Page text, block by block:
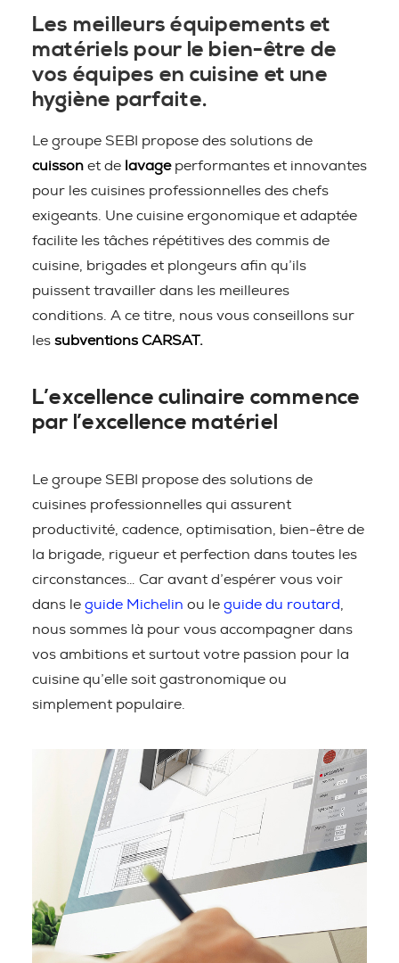
Les meilleurs équipements et
matériels pour le bien-être de
vos équipes en cuisine et une
hygiène parfaite.
Le groupe SEBI propose des solutions de
cuisson et de lavageperformantes et innovantes
pour les cuisines professionnelles des chefs
exigeants. Une cuisine ergonomique et adaptée
facilite les tâches répétitives des commis de
cuisine, brigades et plongeurs afin qu’ils
puissent travailler dans les meilleures
conditions. A ce titre, nous vous conseillons sur
les subventions CARSAT.
L’excellence culinaire commence
par l’excellence matériel
Le groupe SEBI propose des solutions de
cuisines professionnelles qui assurent
productivité, cadence, optimisation, bien-être de
la brigade, rigueur et perfection dans toutes les
circonstances… Car avant d’espérer vous voir
dans le guide Michelin ou le guide du routard
nous sommes là pour vous accompagner dans
vos ambitions et surtout votre passion pour la
cuisine qu’elle soit gastronomique ou
simplement populaire.